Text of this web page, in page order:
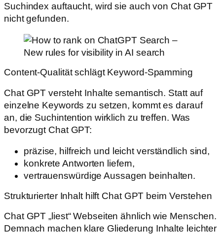
Suchindex auftaucht, wird sie auch von Chat GPT
nicht gefunden.
Content-Qualität schlägt Keyword-Spamming
Chat GPT versteht Inhalte semantisch. Statt auf
einzelne Keywords zu setzen, kommt es darauf
an, die Suchintention wirklich zu treffen. Was
bevorzugt Chat GPT:
präzise, hilfreich und leicht verständlich sind,
konkrete Antworten liefern,
vertrauenswürdige Aussagen beinhalten.
Strukturierter Inhalt hilft Chat GPT beim Verstehen
Chat GPT „liest“ Webseiten ähnlich wie Menschen.
Demnach machen klare Gliederung Inhalte leichter